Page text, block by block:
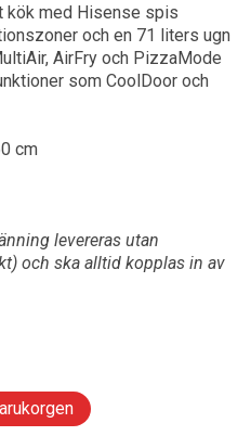
med Hisense spis
och en 71 liters ugn
AirFry och PizzaMode
som CoolDoor och
cm
levereras utan
och ska alltid kopplas in av